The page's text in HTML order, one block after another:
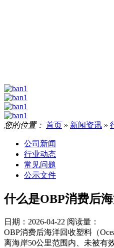
您的位置： 首页 » 新闻资讯 »
公司新闻
行业动态
常见问题
公示文件
什么是OBP消费后
日期：2026-04-22 阅读量：
OBP消费后海洋回收塑料（
离海岸50公里范围内、未被有